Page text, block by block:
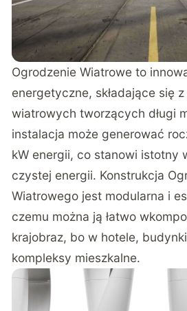
Ogrodzenie Wiatrowe to
energetyczne, składające się
wiatrowych tworzących długi
instalacja może generować
kW energii, co stanowi istotny
czystej energii. Konstrukcja
Wiatrowego jest modularna i
czemu można ją łatwo
krajobraz, bo w hotele,
kompleksy mieszkalne.